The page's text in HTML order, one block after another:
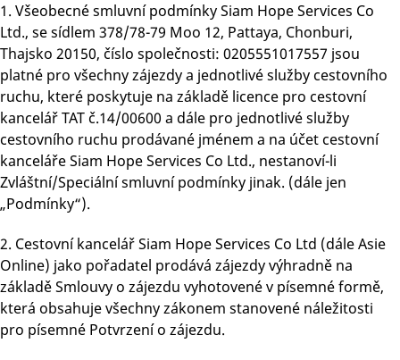
1. Všeobecné smluvní podmínky Siam Hope Services Co
Ltd., se sídlem 378/78-79 Moo 12, Pattaya, Chonburi,
Thajsko 20150, číslo společnosti: 0205551017557 jsou
platné pro všechny zájezdy a jednotlivé služby cestovního
ruchu, které poskytuje na základě licence pro cestovní
kancelář TAT č.14/00600 a dále pro jednotlivé služby
cestovního ruchu prodávané jménem a na účet cestovní
kanceláře Siam Hope Services Co Ltd., nestanoví-li
Zvláštní/Speciální smluvní podmínky jinak. (dále jen
„Podmínky“).
2. Cestovní kancelář Siam Hope Services Co Ltd (dále Asie
Online) jako pořadatel prodává zájezdy výhradně na
základě Smlouvy o zájezdu vyhotovené v písemné formě,
která obsahuje všechny zákonem stanovené náležitosti
pro písemné Potvrzení o zájezdu.